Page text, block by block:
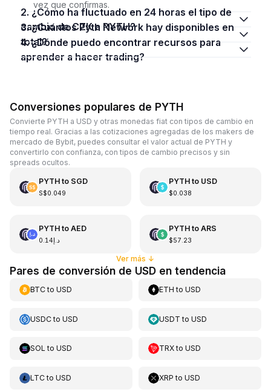
vez que confirmas.
2. ¿Cómo ha fluctuado en 24 horas el tipo de
cambio de CZK a PYTH?
3. ¿Cuántos Pyth Network hay disponibles en
total?
4. ¿Dónde puedo encontrar recursos para
aprender a hacer trading?
Conversiones populares de PYTH
Convierte PYTH a USD y otras monedas fiat con tipos de cambio en
tiempo real. Gracias a las cotizaciones agregadas de los makers de
mercado de Bybit, puedes consultar el valor actual de PYTH y
convertirlo con confianza, con tipos de cambio precisos y sin
spreads ocultos.
PYTHto SGD
S$0.049
PYTHto USD
$0.038
PYTHto AED
د.إ0.14
PYTHto ARS
$57.23
Ver más ↓
Pares de conversión de USD en tendencia
BTCto USD ETH toUSD
USDCto USD USDT toUSD
SOL to USD TRXtoUSD
LTCto USD XRP toUSD